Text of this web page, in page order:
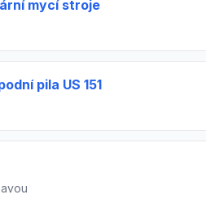
mycí stroje
pila US 151